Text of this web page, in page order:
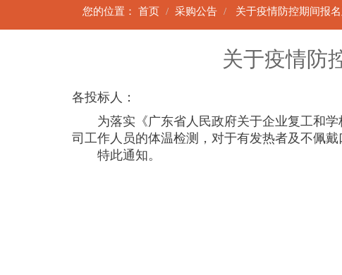
您的位置： 首页 采购公告 关于疫情防控期间报
关于疫情防
各投标人：
为落实《广东省人民政府关于企业复工和学
司工作人员的体温检测，对于有发热者及不佩
特此通知。